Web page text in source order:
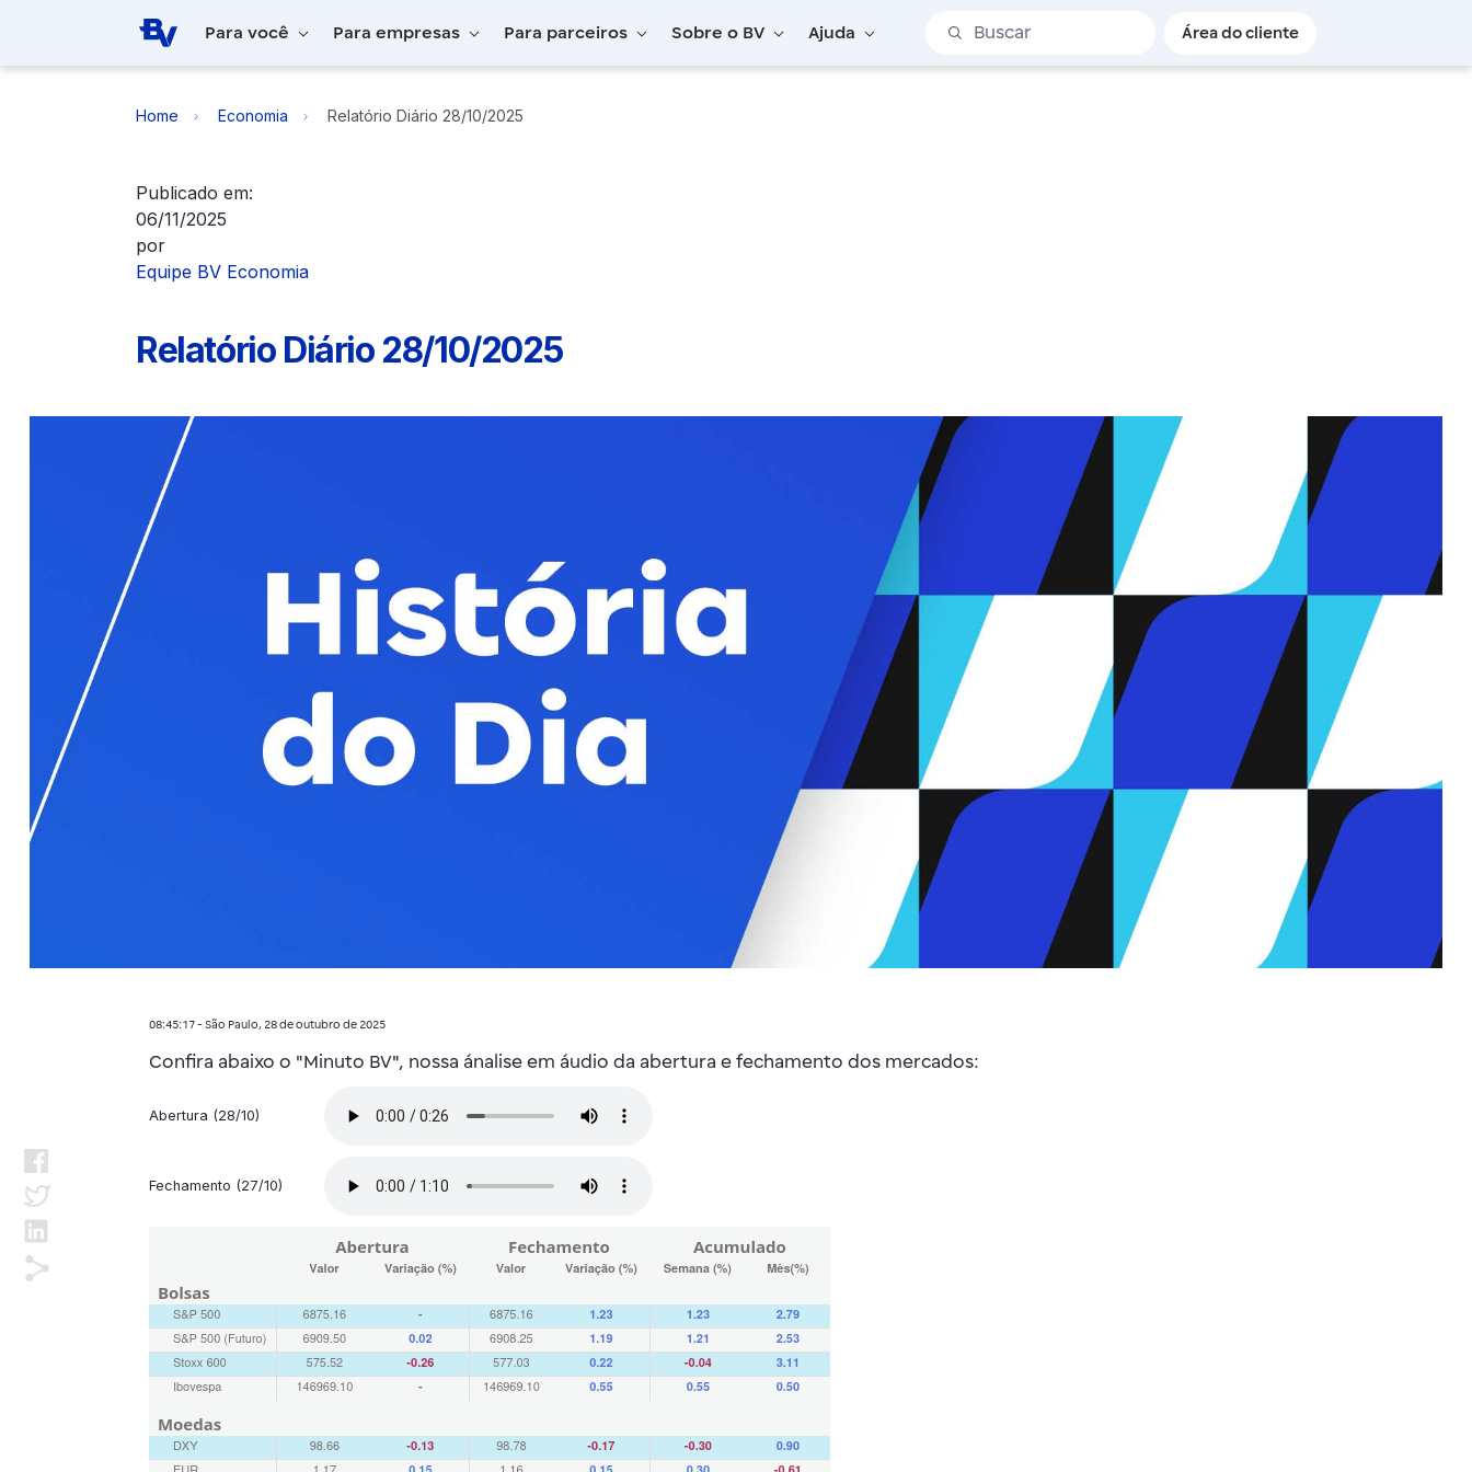
Pular para o Conteúdo principal
Para você Para empresas Para parceiros Sobre o BV Ajuda
Barra de busca
Área do cliente
Home Economia Relatório Diário 28/10/2025
Publicado em:
06/11/2025
por
Equipe BV Economia
Relatório Diário 28/10/2025
08:45:17 - São Paulo, 28 de outubro de 2025
Confira abaixo o "Minuto BV", nossa ánalise em áudio da abertura e fechamento dos mercados:
Abertura (28/10)
Fechamento (27/10)